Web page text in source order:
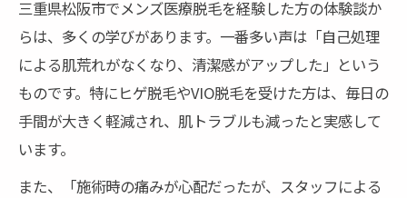
三重県松阪市でメンズ医療脱毛を経験した方の体験談か
らは、多くの学びがあります。一番多い声は「自己処理
による肌荒れがなくなり、清潔感がアップした」という
ものです。特にヒゲ脱毛やVIO脱毛を受けた方は、毎日の
手間が大きく軽減され、肌トラブルも減ったと実感して
います。
また、「施術時の痛みが心配だったが、スタッフによる